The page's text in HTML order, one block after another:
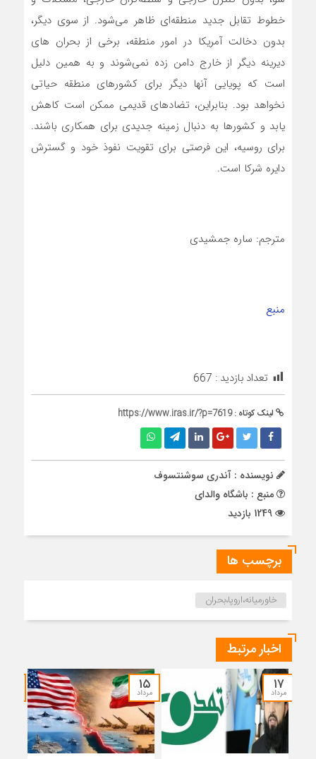
خطوط تقابل جدید منطقه‌ای ظاهر می‌شود. از سوی دیگر،
بدون دخالت آمریکا در امور منطقه، برخی از بحران های
دیرینه دیگر از خارج دامن زده نمی‌شوند و به همین دلیل
است که پویایی آنها دیگر برای کشورهای منطقه حیاتی
نخواهد بود. بنابراین، تضادهای قدیمی ممکن است کاهش
یابد و کشورها به دنبال زمینه جدیدی برای همکاری باشند.
برای روسیه، این فرصتی برای تقویت نفوذ خود و گسترش
دایره شرکا است.
مترجم: ساره جمشیدی
منبع
تعداد بازدید : 667
لینک کوتاه :https://www.iras.ir/?p=7619
نویسنده : آندری سوشنتسوف
منبع : باشگاه والدای
برچسب ها
خاورمیانه،اروپا،بحران
اخبار مرتبط
۱۷
مرداد ۱۵
مرداد